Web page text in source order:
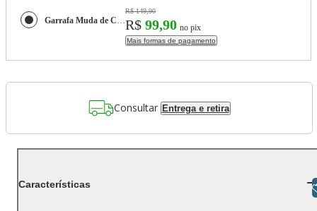
Garrafa Muda de Cor Místico Universo
R$ 149,90
R$ 99,90 no pix
Mais formas de pagamento
Consultar Entrega e retira
Características